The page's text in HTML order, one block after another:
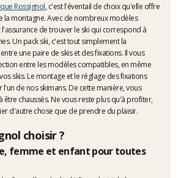
Rossignol, c'est l'éventail de choix qu'elle offre
la montagne. Avec de nombreux modèles
de trouver le ski qui correspond à
Un pack ski, c'est tout simplement la
une paire de skis et des fixations. Il vous
entre les modèles compatibles, en même
skis. Le montage et le réglage des fixations
de nos skimans. De cette manière, vous
être chaussés. Ne vous reste plus qu'à profiter,
d'autre chose que de prendre du plaisir.
choisir ?
femme et enfant pour toutes